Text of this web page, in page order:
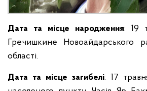
Дата та місце народження: 19
Гречишкине Новоайдарського
області.
Дата та місце загибелі: 17